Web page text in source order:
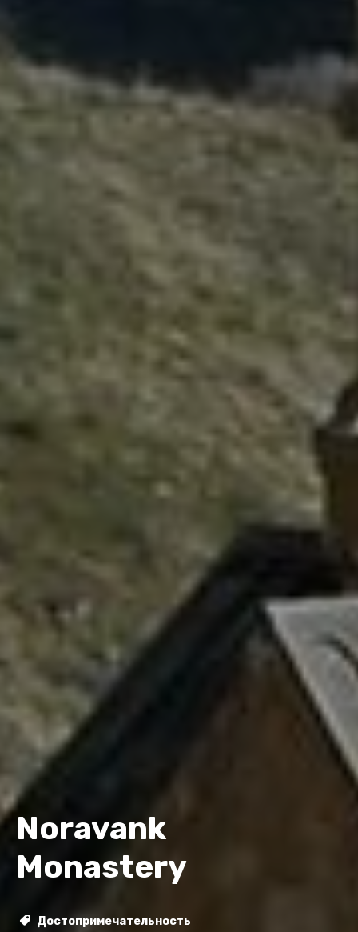
Noravank
Monastery
Достопримечательность